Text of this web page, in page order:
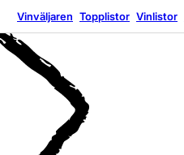
Vinväljaren Topplistor Vinlistor